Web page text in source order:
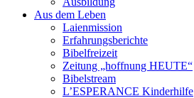
Aus dem Leben
Laienmission
Erfahrungsberichte
Bibelfreizeit
Zeitung „hoffnung HEUTE“
Bibelstream
L’ESPERANCE Kinderhilfe